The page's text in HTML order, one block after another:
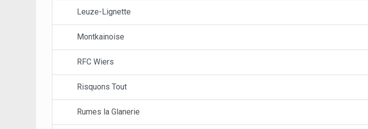
Leuze-Lignette
Montkainoise
RFC Wiers
Risquons Tout
Rumes la Glanerie